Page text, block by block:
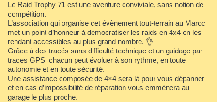
Le Raid Trophy 71 est une aventure conviviale, sans notion de
compétition.
L’association qui organise cet évènement tout-terrain au Maroc
met un point d’honneur à démocratiser les raids en 4x4 en les
rendant accessibles au plus grand nombre. 👌
Grâce à des tracés sans difficulté technique et un guidage par
traces GPS, chacun peut évoluer à son rythme, en toute
autonomie et en toute sécurité.
Une assistance composée de 4×4 sera là pour vous dépanner
et en cas d’impossibilité de réparation vous emmènera au
garage le plus proche.